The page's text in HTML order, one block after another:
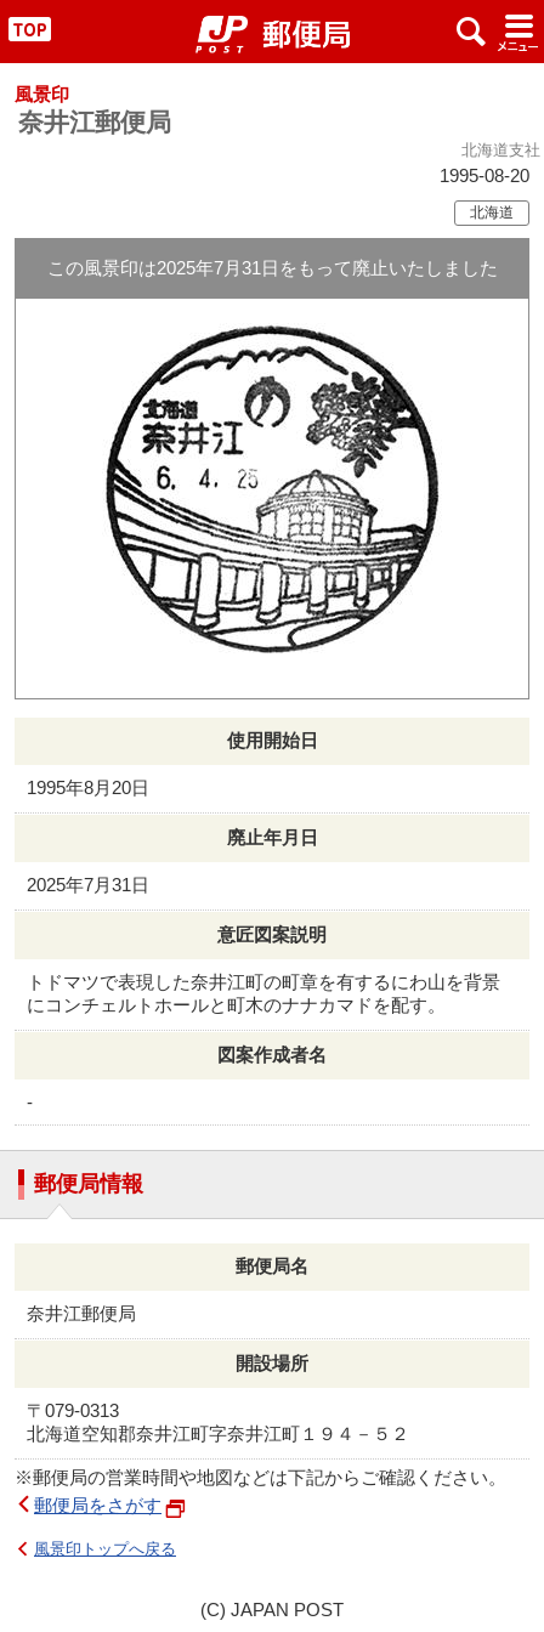
" x #
風景印
奈井江郵便局
北海道支社
1995-08-20
北海道
この風景印は2025年7月31日をもって廃止いたしました
使用開始日
1995年8月20日
廃止年月日
2025年7月31日
意匠図案説明
トドマツで表現した奈井江町の町章を有するにわ山を背景
にコンチェルトホールと町木のナナカマドを配す。
図案作成者名
-
郵便局情報
郵便局名
奈井江郵便局
開設場所
〒079-0313
北海道空知郡奈井江町字奈井江町１９４－５２
※郵便局の営業時間や地図などは下記からご確認ください。
郵便局をさがす
風景印トップへ戻る
(C) JAPAN POST